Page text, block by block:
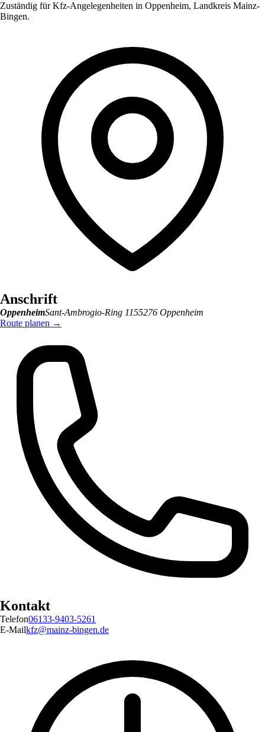
Zuständig für Kfz-Angelegenheiten in Oppenheim, Landkreis Mainz-
Bingen.
Anschrift
OppenheimSant-Ambrogio-Ring 1155276 Oppenheim
Route planen →
Kontakt
Telefon06133-9403-5261
E-Mailkfz@mainz-bingen.de